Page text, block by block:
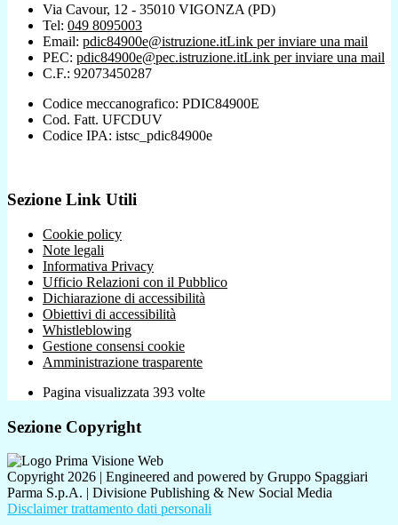
Via Cavour, 12 - 35010 VIGONZA (PD)
Tel: 049 8095003
Email: pdic84900e@istruzione.itLink per inviare una mail
PEC: pdic84900e@pec.istruzione.itLink per inviare una mail
C.F.: 92073450287
Codice meccanografico: PDIC84900E
Cod. Fatt. UFCDUV
Codice IPA: istsc_pdic84900e
Sezione Link Utili
Cookie policy
Note legali
Informativa Privacy
Ufficio Relazioni con il Pubblico
Dichiarazione di accessibilità
Obiettivi di accessibilità
Whistleblowing
Gestione consensi cookie
Amministrazione trasparente
Pagina visualizzata 393 volte
Sezione Copyright
Copyright 2026 | Engineered and powered by Gruppo Spaggiari
Parma S.p.A. | Divisione Publishing & New Social Media
Disclaimer trattamento dati personali